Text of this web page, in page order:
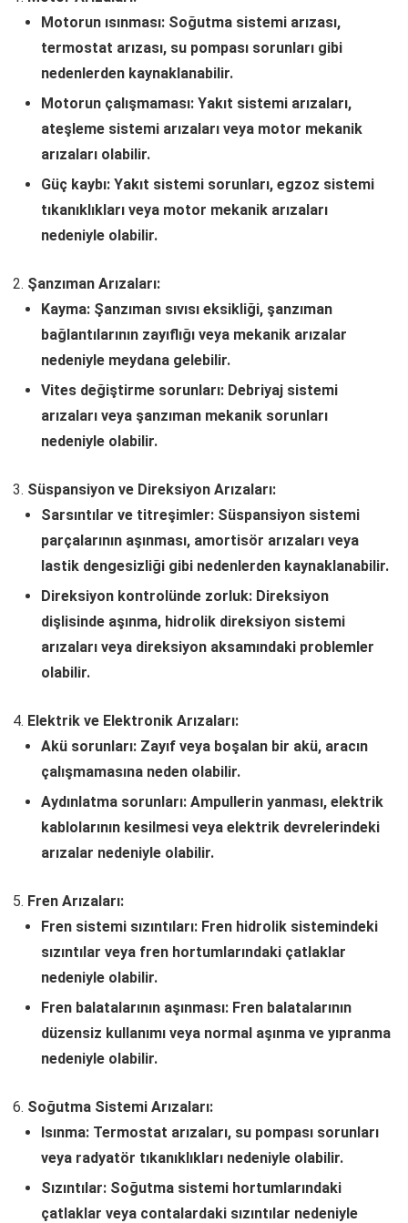
Motorun ısınması: Soğutma sistemi arızası,
termostat arızası, su pompası sorunları gibi
nedenlerden kaynaklanabilir.
Motorun çalışmaması: Yakıt sistemi arızaları,
ateşleme sistemi arızaları veya motor mekanik
arızaları olabilir.
Güç kaybı: Yakıt sistemi sorunları, egzoz sistemi
tıkanıklıkları veya motor mekanik arızaları
nedeniyle olabilir.
Şanzıman Arızaları:
Kayma: Şanzıman sıvısı eksikliği, şanzıman
bağlantılarının zayıflığı veya mekanik arızalar
nedeniyle meydana gelebilir.
Vites değiştirme sorunları: Debriyaj sistemi
arızaları veya şanzıman mekanik sorunları
nedeniyle olabilir.
Süspansiyon ve Direksiyon Arızaları:
Sarsıntılar ve titreşimler: Süspansiyon sistemi
parçalarının aşınması, amortisör arızaları veya
lastik dengesizliği gibi nedenlerden kaynaklanabilir.
Direksiyon kontrolünde zorluk: Direksiyon
dişlisinde aşınma, hidrolik direksiyon sistemi
arızaları veya direksiyon aksamındaki problemler
olabilir.
Elektrik ve Elektronik Arızaları:
Akü sorunları: Zayıf veya boşalan bir akü, aracın
çalışmamasına neden olabilir.
Aydınlatma sorunları: Ampullerin yanması, elektrik
kablolarının kesilmesi veya elektrik devrelerindeki
arızalar nedeniyle olabilir.
Fren Arızaları:
Fren sistemi sızıntıları: Fren hidrolik sistemindeki
sızıntılar veya fren hortumlarındaki çatlaklar
nedeniyle olabilir.
Fren balatalarının aşınması: Fren balatalarının
düzensiz kullanımı veya normal aşınma ve yıpranma
nedeniyle olabilir.
Soğutma Sistemi Arızaları:
Isınma: Termostat arızaları, su pompası sorunları
veya radyatör tıkanıklıkları nedeniyle olabilir.
Sızıntılar: Soğutma sistemi hortumlarındaki
çatlaklar veya contalardaki sızıntılar nedeniyle